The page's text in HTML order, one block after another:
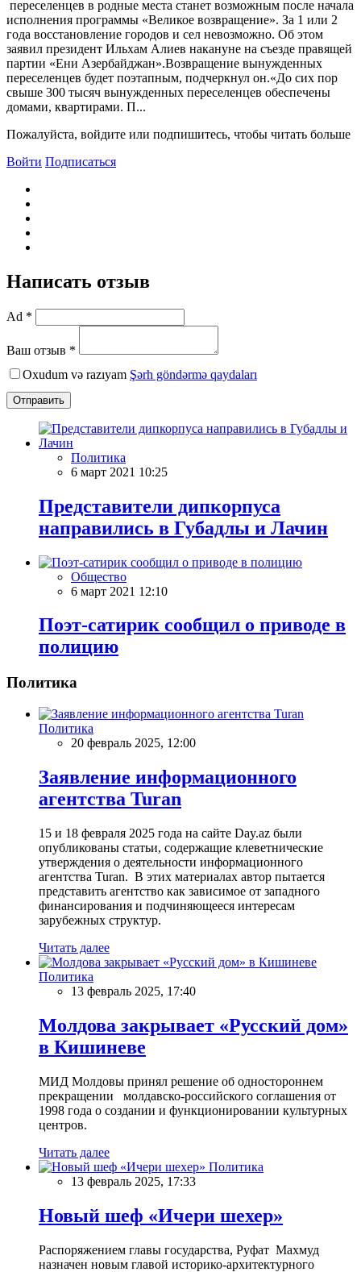
переселенцев в родные места станет возможным после начала
исполнения программы «Великое возвращение». За 1 или 2
года восстановление городов и сел невозможно. Об этом
заявил президент Ильхам Алиев накануне на съезде правящей
партии «Ени Азербайджан».Возвращение вынужденных
переселенцев будет поэтапным, подчеркнул он.«До сих пор
свыше 300 тысяч вынужденных переселенцев обеспечены
домами, квартирами. П...
Пожалуйста, войдите или подпишитесь, чтобы читать больше
Войти Подписаться
Написать отзыв
Ad *
Ваш отзыв *
Oxudum və razıyam Şərh göndərmə qaydaları
Отправить
Политика
6 март 2021 10:25
Представители дипкорпуса
направились в Губадлы и Лачин
Общество
6 март 2021 12:10
Поэт-сатирик сообщил о приводе в
полицию
Политика
Политика
20 февраль 2025, 12:00
Заявление информационного
агентства Turan
15 и 18 февраля 2025 года на сайте Day.az были
опубликованы статьи, содержащие клеветнические
утверждения о деятельности информационного
агентства Turan. В этих материалах автор пытается
представить агентство как зависимое от западного
финансирования и подчиняющееся интересам
зарубежных структур.
Читать далее
Политика
13 февраль 2025, 17:40
Молдова закрывает «Русский дом»
в Кишиневе
МИД Молдовы принял решение об одностороннем
прекращении молдавско-российского соглашения от
1998 года о создании и функционировании культурных
центров.
Читать далее
Политика
13 февраль 2025, 17:33
Новый шеф «Ичери шехер»
Распоряжением главы государства, Руфат Махмуд
назначен новым главой историко-архитектурного